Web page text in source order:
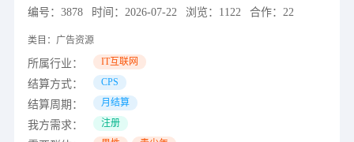
编号： 3878 时间： 2026-07-22 浏览： 1122 合作： 22
类目： 广告资源
所属行业： IT互联网
结算方式： CPS
结算周期： 月结算
我方需求： 注册